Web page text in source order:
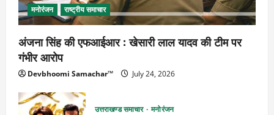
मनोरंजन राष्ट्रीय समाचार
अंजना सिंह की एफआईआर : खेसारी लाल यादव की टीम पर
गंभीर आरोप
Devbhoomi Samachar™ July 24, 2026
उत्तराखण्ड समाचार मनोरंजन